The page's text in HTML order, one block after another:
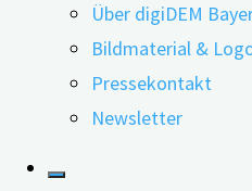
Über digiDEM
Bildmaterial &
Pressekontakt
Newsletter
Für ihre Studie untersuchten
Demenz. 58 von ihnen